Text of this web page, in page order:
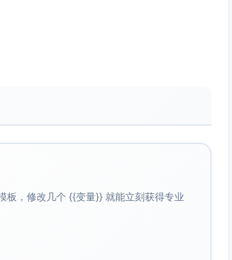
等状态也有文字或图标标识。
板，修改几个 {{变量}} 就能立刻获得专业